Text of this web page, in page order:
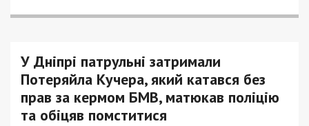
У Дніпрі патрульні затримали
Потеряйла Кучера, який катався без
прав за кермом БМВ, матюкав поліцію
та обіцяв помститися